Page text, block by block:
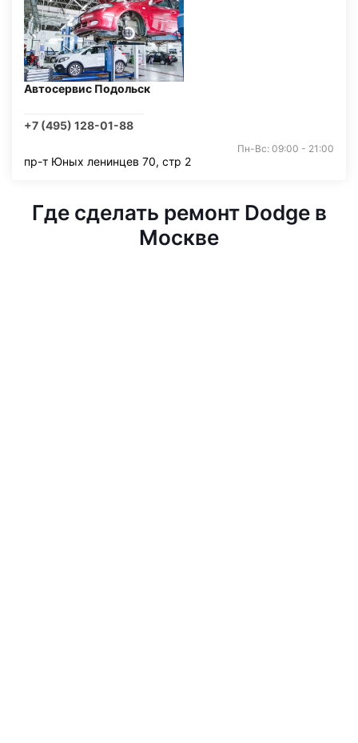
Автосервис Подольск
+7 (495) 128-01-88
Пн-Вс: 09:00 - 21:00
пр-т Юных ленинцев 70, стр 2
Где сделать ремонт Dodge в
Москве